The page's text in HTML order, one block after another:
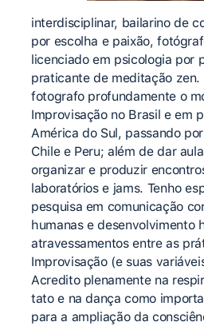
interdisciplinar, bailarino de
por escolha e paixão,
licenciado em psicologia por
praticante de meditação
fotografo profundamente o
Improvisação no Brasil e em
América do Sul, passando
Chile e Peru; além de dar
organizar e produzir
laboratórios e jams. Tenho
pesquisa em comunicação
humanas e desenvolvimento
atravessamentos entre as
Improvisação (e suas
Acredito plenamente na
tato e na dança como
para a ampliação da